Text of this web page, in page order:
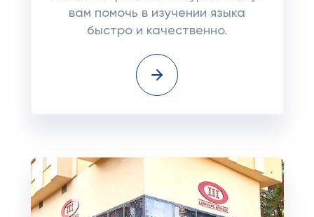
вам помочь в изучении языка
быстро и качественно.